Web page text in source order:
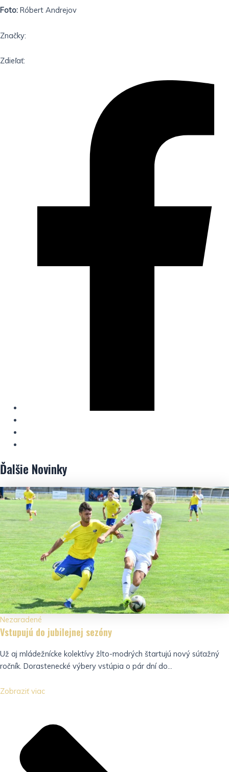
Foto: Róbert Andrejov
Značky:
Zdieľať:
Ďalšie Novinky
Nezaradené
Vstupujú do jubilejnej sezóny
Už aj mládežnícke kolektívy žlto-modrých štartujú nový súťažný
ročník. Dorastenecké výbery vstúpia o pár dní do...
Zobraziť viac